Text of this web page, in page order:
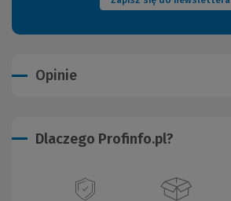
Opinie
Dlaczego Profinfo.pl?